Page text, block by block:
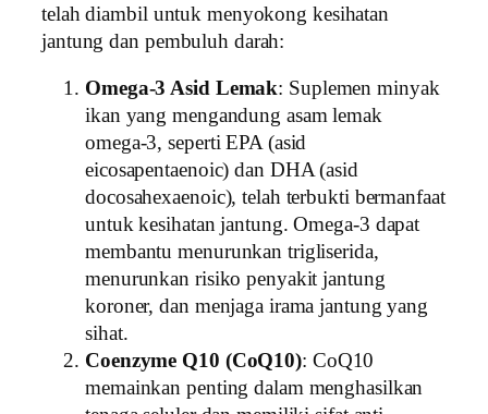
telah diambil untuk menyokong kesihatan
jantung dan pembuluh darah:
Omega-3 Asid Lemak: Suplemen minyak
ikan yang mengandung asam lemak
omega-3, seperti EPA (asid
eicosapentaenoic) dan DHA (asid
docosahexaenoic), telah terbukti bermanfaat
untuk kesihatan jantung. Omega-3 dapat
membantu menurunkan trigliserida,
menurunkan risiko penyakit jantung
koroner, dan menjaga irama jantung yang
sihat.
Coenzyme Q10 (CoQ10): CoQ10
memainkan penting dalam menghasilkan